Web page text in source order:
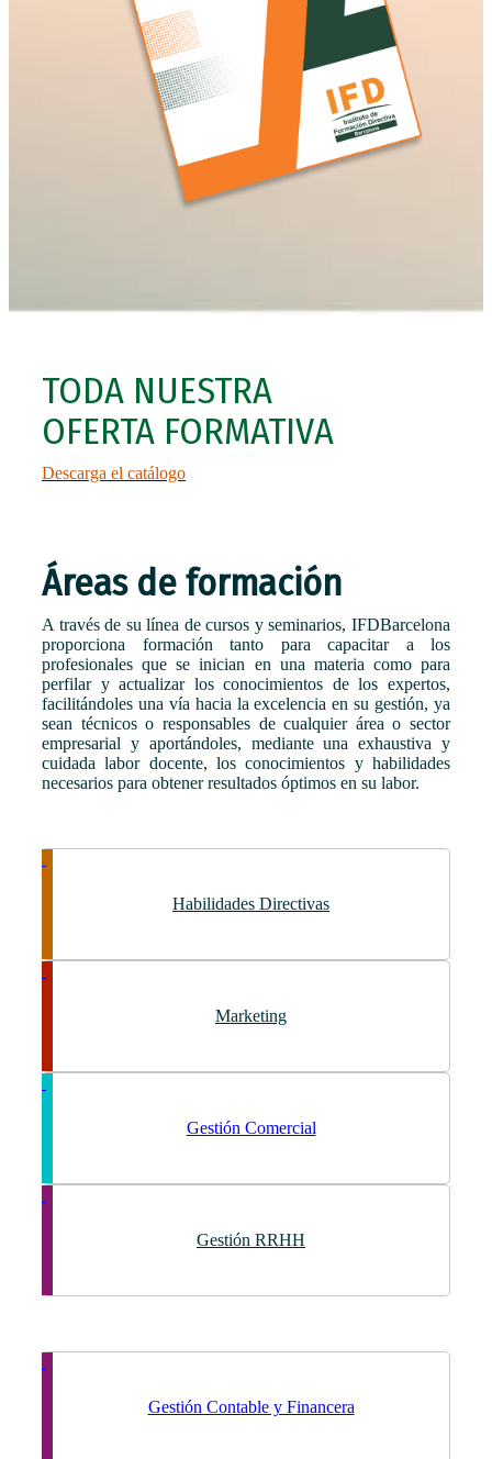
TODA NUESTRA
OFERTA FORMATIVA
Descarga el catálogo
Áreas de formación
A través de su línea de cursos y seminarios, IFDBarcelona
proporciona formación tanto para capacitar a los
profesionales que se inician en una materia como para
perfilar y actualizar los conocimientos de los expertos,
facilitándoles una vía hacia la excelencia en su gestión, ya
sean técnicos o responsables de cualquier área o sector
empresarial y aportándoles, mediante una exhaustiva y
cuidada labor docente, los conocimientos y habilidades
necesarios para obtener resultados óptimos en su labor.
Habilidades Directivas
Marketing
Gestión Comercial
Gestión RRHH
Gestión Contable y Financera